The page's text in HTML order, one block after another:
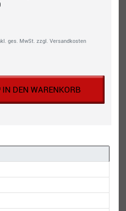
ges. MwSt. zzgl. Versandkosten
IN DEN WARENKORB